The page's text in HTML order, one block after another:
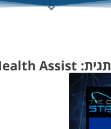
תגית: Health Assist